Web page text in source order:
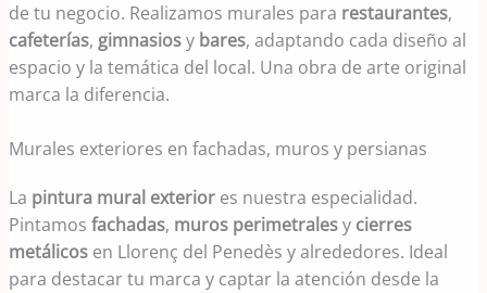
de tu negocio. Realizamos murales para restaurantes,
cafeterías, gimnasiosy bares, adaptando cada diseño al
espacio y la temática del local. Una obra de arte original
marca la diferencia.
Murales exteriores en fachadas, muros y persianas
La pintura mural exterior es nuestra especialidad.
Pintamosfachadas, muros perimetralesy cierres
metálicos en Llorenç del Penedès y alrededores. Ideal
para destacar tu marca y captar la atención desde la